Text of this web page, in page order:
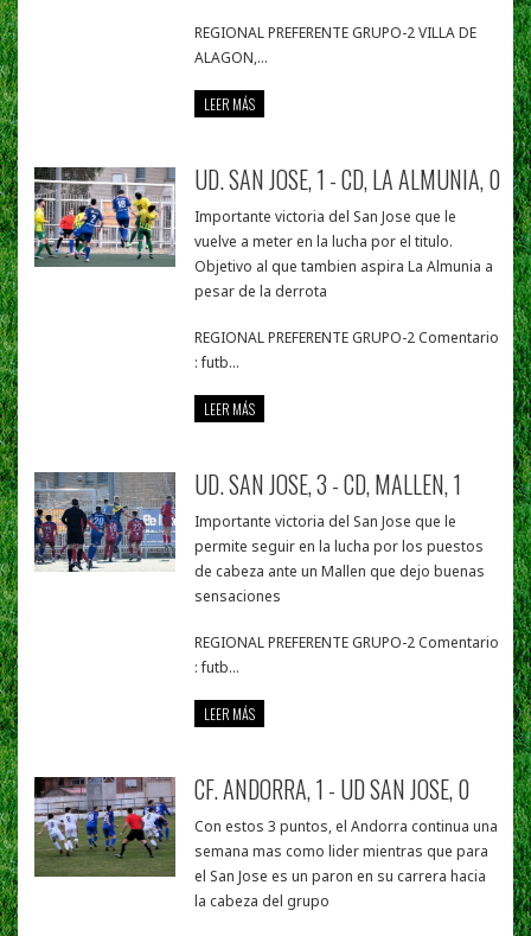
REGIONAL PREFERENTE GRUPO-2 VILLA DE
ALAGON,...
LEER MÁS
UD. SAN JOSE, 1 - CD, LA ALMUNIA, 0
Importante victoria del San Jose que le
vuelve a meter en la lucha por el titulo.
Objetivo al que tambien aspira La Almunia a
pesar de la derrota
REGIONAL PREFERENTE GRUPO-2 Comentario
: futb...
LEER MÁS
UD. SAN JOSE, 3 - CD, MALLEN, 1
Importante victoria del San Jose que le
permite seguir en la lucha por los puestos
de cabeza ante un Mallen que dejo buenas
sensaciones
REGIONAL PREFERENTE GRUPO-2 Comentario
: futb...
LEER MÁS
CF. ANDORRA, 1 - UD SAN JOSE, 0
Con estos 3 puntos, el Andorra continua una
semana mas como lider mientras que para
el San Jose es un paron en su carrera hacia
la cabeza del grupo